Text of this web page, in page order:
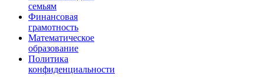
семьям
Финансовая
грамотность
Математическое
образование
Политика
конфиденциальности